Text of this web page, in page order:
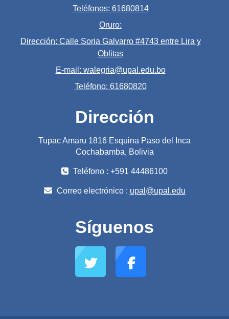
Teléfonos: 61680814
Oruro:
Dirección: Calle Soria Galvarro #4743 entre Lira y
Oblitas
E-mail: walegria@upal.edu.bo
Teléfono: 61680820
Dirección
Tupac Amaru 1816 Esquina Paso del Inca
Cochabamba, Bolivia
Teléfono : +591 44486100
Correo electrónico : upal@upal.edu
Síguenos